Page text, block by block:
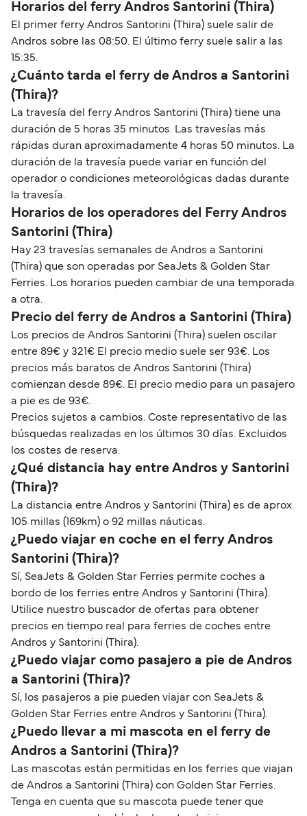
Horarios del ferry Andros Santorini (Thira)
El primer ferry Andros Santorini (Thira) suele salir de
Andros sobre las 08:50. El último ferry suele salir a las
15:35.
¿Cuánto tarda el ferry de Andros a Santorini
(Thira)?
La travesía del ferry Andros Santorini (Thira) tiene una
duración de 5 horas 35 minutos. Las travesías más
rápidas duran aproximadamente 4 horas 50 minutos. La
duración de la travesía puede variar en función del
operador o condiciones meteorológicas dadas durante
la travesía.
Horarios de los operadores del Ferry Andros
Santorini (Thira)
Hay 23 travesías semanales de Andros a Santorini
(Thira) que son operadas por SeaJets & Golden Star
Ferries. Los horarios pueden cambiar de una temporada
a otra.
Precio del ferry de Andros a Santorini (Thira)
Los precios de Andros Santorini (Thira) suelen oscilar
entre 89€ y 321€ El precio medio suele ser 93€. Los
precios más baratos de Andros Santorini (Thira)
comienzan desde 89€. El precio medio para un pasajero
a pie es de 93€.
Precios sujetos a cambios. Coste representativo de las
búsquedas realizadas en los últimos 30 días. Excluidos
los costes de reserva.
¿Qué distancia hay entre Andros y Santorini
(Thira)?
La distancia entre Andros y Santorini (Thira) es de aprox.
105 millas (169km) o 92 millas náuticas.
¿Puedo viajar en coche en el ferry Andros
Santorini (Thira)?
Sí, SeaJets & Golden Star Ferries permite coches a
bordo de los ferries entre Andros y Santorini (Thira).
Utilice nuestro buscador de ofertas para obtener
precios en tiempo real para ferries de coches entre
Andros y Santorini (Thira).
¿Puedo viajar como pasajero a pie de Andros
a Santorini (Thira)?
Sí, los pasajeros a pie pueden viajar con SeaJets &
Golden Star Ferries entre Andros y Santorini (Thira).
¿Puedo llevar a mi mascota en el ferry de
Andros a Santorini (Thira)?
Las mascotas están permitidas en los ferries que viajan
de Andros a Santorini (Thira) con Golden Star Ferries.
Tenga en cuenta que su mascota puede tener que